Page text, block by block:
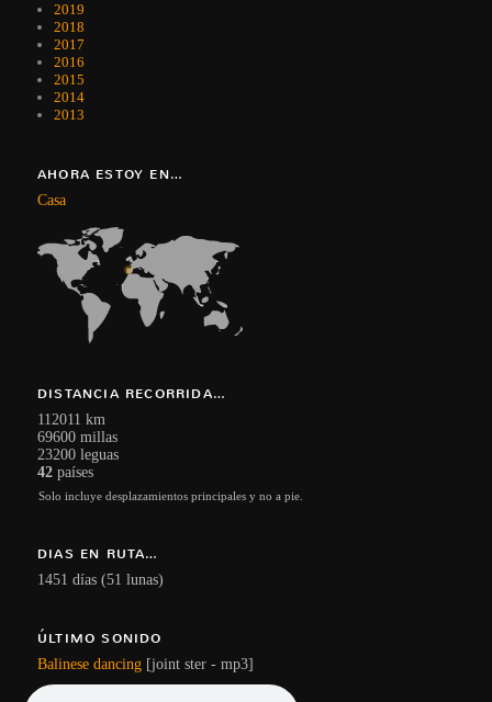
2019
2018
2017
2016
2015
2014
2013
AHORA ESTOY EN…
Casa
DISTANCIA RECORRIDA…
112011 km
69600 millas
23200 leguas
42 países
Solo incluye desplazamientos principales y no a pie.
DIAS EN RUTA…
1451 días (51 lunas)
ÚLTIMO SONIDO
Balinese dancing [joint ster - mp3]